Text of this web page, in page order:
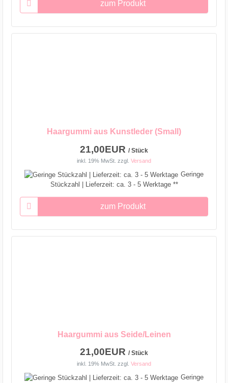
zum Produkt
Haargummi aus Kunstleder (Small)
21,00EUR / Stück
inkl. 19% MwSt. zzgl. Versand
Geringe
Stückzahl | Lieferzeit: ca. 3 - 5 Werktage **
zum Produkt
Haargummi aus Seide/Leinen
21,00EUR / Stück
inkl. 19% MwSt. zzgl. Versand
Geringe